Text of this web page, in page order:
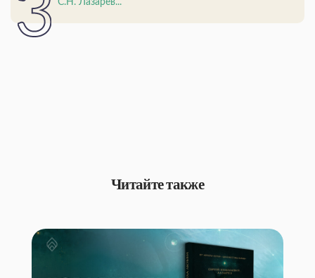
С.Н. Лазарев...
Читайте также